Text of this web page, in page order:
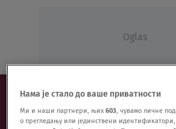
Oglas
NAJNOVIJE VESTI SHOW
Нама је стало до ваше приватности
Ми и наши партнери, њих603, чувамо личне
о прегледању или јединствени